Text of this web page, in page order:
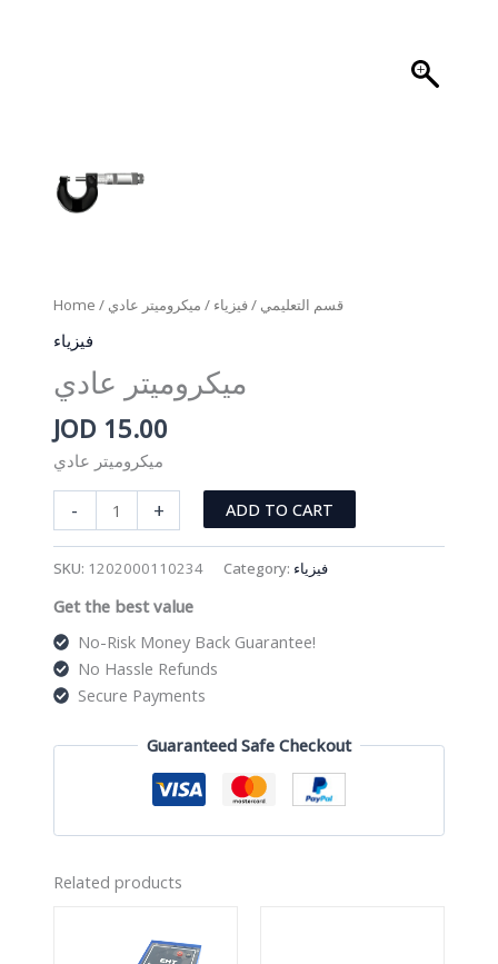
Home / قسم التعليمي /فيزياء / ميكروميتر عادي
فيزياء
ميكروميتر عادي
JOD 15.00
ميكروميتر عادي
-
ميكروميتر
عادي
+ ADD TO CART
SKU: 1202000110234 Category: فيزياء
Get the best value
No-Risk Money Back Guarantee!
No Hassle Refunds
Secure Payments
Guaranteed Safe Checkout
Related products